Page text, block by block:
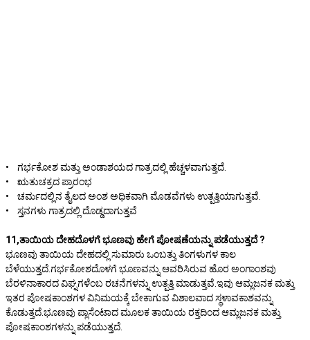
• ಗರ್ಭಕೋಶ ಮತ್ತು ಅಂಡಾಶಯದ ಗಾತ್ರದಲ್ಲಿ ಹೆಚ್ಚಳವಾಗುತ್ತದೆ.
• ಋತುಚಕ್ರದ ಪ್ರಾರಂಭ
• ಚರ್ಮದಲ್ಲಿನ ತೈಲದ ಅಂಶ ಅಧಿಕವಾಗಿ ಮೊಡವೆಗಳು ಉತ್ಪತ್ತಿಯಾಗುತ್ತವೆ.
• ಸ್ತನಗಳು ಗಾತ್ರದಲ್ಲಿ ದೊಡ್ಡದಾಗುತ್ತವೆ
11,ತಾಯಿಯ ದೇಹದೊಳಗೆ ಭೂಣವು ಹೇಗೆ ಪೋಷಣೆಯನ್ನು ಪಡೆಯುತ್ತದೆ ?
ಭೂಣವು ತಾಯಿಯ ದೇಹದಲ್ಲಿ ಸುಮಾರು ಒಂಬತ್ತು ತಿಂಗಳುಗಳ ಕಾಲ
ಬೆಳೆಯುತ್ತದೆ.ಗರ್ಭಕೋಶದೊಳಗೆ ಭೂಣವನ್ನು ಆವರಿಸಿರುವ ಹೊರ ಅಂಗಾಂಶವು
ಬೆರಳಿನಾಕಾರದ ವಿಘ್ನಗಳೆಂಬ ರಚನೆಗಳನ್ನು ಉತ್ಪತ್ತಿ ಮಾಡುತ್ತವೆ.ಇವು ಆಮ್ಲಜನಕ ಮತ್ತು
ಇತರ ಪೋಷಕಾಂಶಗಳ ವಿನಿಮಯಕ್ಕೆ ಬೇಕಾಗುವ ವಿಶಾಲವಾದ ಸ್ಥಳಾವಕಾಶವನ್ನು
ಕೊಡುತ್ತದೆ.ಭೂಣವು ಪ್ಲಾಸೆಂಟಾದ ಮೂಲಕ ತಾಯಿಯ ರಕ್ತದಿಂದ ಆಮ್ಲಜನಕ ಮತ್ತು
ಪೋಷಕಾಂಶಗಳನ್ನು ಪಡೆಯುತ್ತದೆ.